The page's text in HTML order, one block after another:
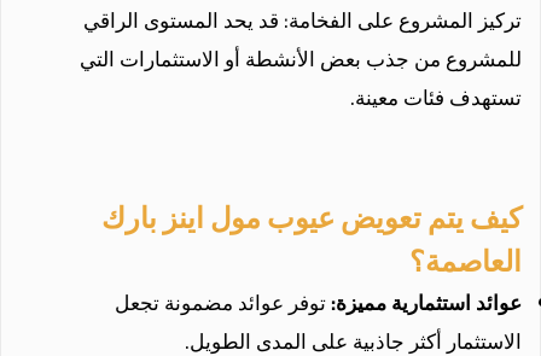
تركيز المشروع على الفخامة: قد يحد المستوى الراقي
للمشروع من جذب بعض الأنشطة أو الاستثمارات التي
تستهدف فئات معينة.
كيف يتم تعويض عيوب مول اينز بارك
العاصمة؟
عوائد استثمارية مميزة:توفر عوائد مضمونة تجعل
الاستثمار أكثر جاذبية على المدى الطويل.